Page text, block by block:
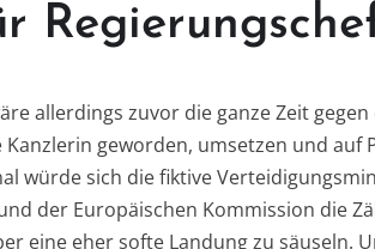
allerdings zuvor die ganze Zeit
geworden, umsetzen und auf
würde sich die fiktive
der Europäischen Kommission die
eine eher softe Landung zu säuseln.